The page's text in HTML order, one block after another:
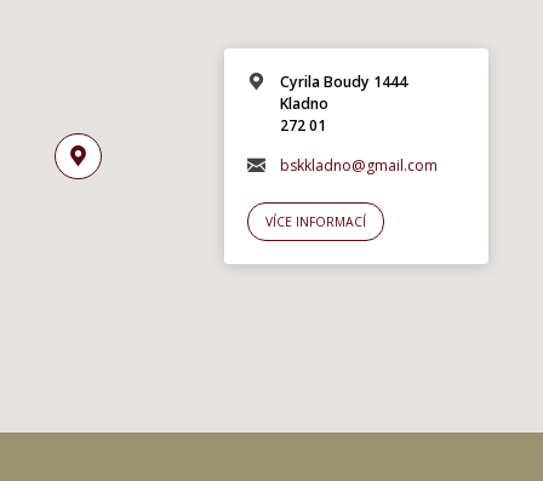
Cyrila Boudy 1444
Kladno
272 01
bskkladno@gmail.com
VÍCE INFORMACÍ